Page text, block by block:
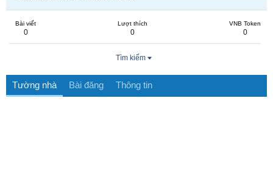
Bài viết
0
Lượt thích
0
VNB Token
0
Tìm kiếm
Tường nhà Bài đăng Thông tin